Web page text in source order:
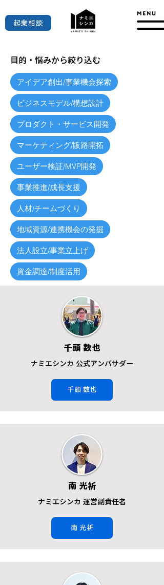
起業相談
目的・悩みから絞り込む
アイデア創出/事業機会探索
ビジネスモデル/構想設計
プロダクト・サービス開発
マーケティング/販路開拓
ユーザー検証/MVP開発
事業推進/成長支援
人材/チームづくり
地域資源/連携機会の発掘
法人設立/事業立上げ
資金調達/制度活用
千頭 数也
ナミエシンカ 公式アンバサダー
千頭 数也
南 光祈
ナミエシンカ 運営副責任者
南 光祈